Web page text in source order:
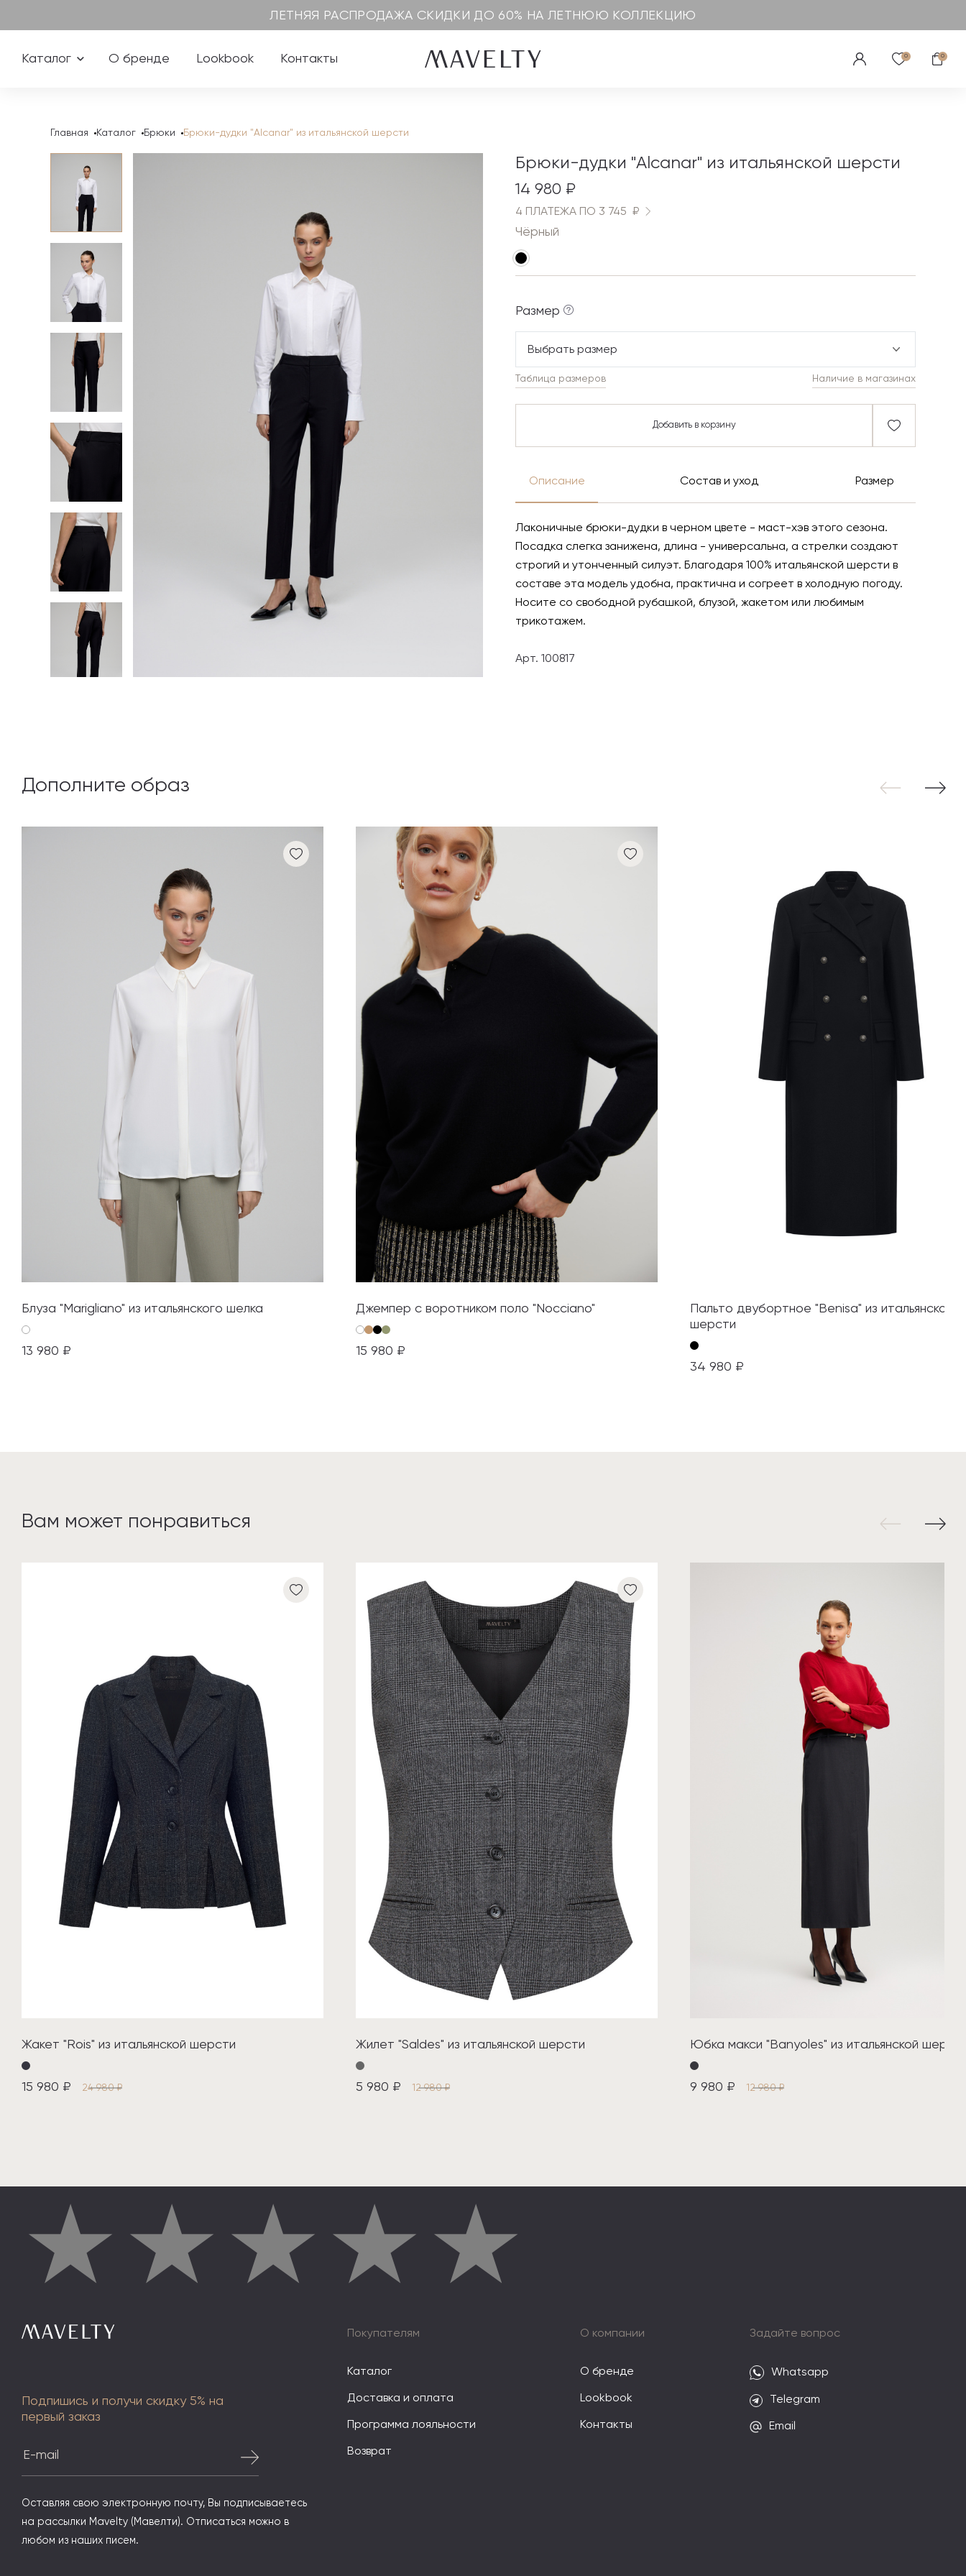
ЛЕТНЯЯ РАСПРОДАЖА СКИДКИ ДО 60% НА ЛЕТНЮЮ КОЛЛЕКЦИЮ
Каталог О бренде Lookbook Контакты 0 0
Главная Каталог Брюки Брюки-дудки "Alcanar" из итальянской шерсти
Брюки-дудки "Alcanar" из итальянской шерсти
14 980 ₽
4 ПЛАТЕЖА ПО 3 745 ₽
Чёрный
Размер
Выбрать размер
Таблица размеров Наличие в магазинах
Добавить в корзину
Описание Состав и уход Размер
Лаконичные брюки-дудки в черном цвете - маст-хэв этого сезона.
Посадка слегка занижена, длина - универсальна, а стрелки создают
строгий и утонченный силуэт. Благодаря 100% итальянской шерсти в
составе эта модель удобна, практична и согреет в холодную погоду.
Носите со свободной рубашкой, блузой, жакетом или любимым
трикотажем.
Арт. 100817
Дополните образ
Блуза "Marigliano" из итальянского шелка
13 980 ₽
Джемпер с воротником поло "Nocciano"
15 980 ₽
Пальто двубортное "Benisa" из итальянcкой
шерсти
34 980 ₽
Вам может понравиться
Жакет "Rois" из итальянской шерсти
15 980 ₽ 24 980 ₽
Жилет "Saldes" из итальянской шерсти
5 980 ₽ 12 980 ₽
Юбка макси "Banyoles" из итальянской
9 980 ₽ 12 980 ₽
★★★★★
Подпишись и получи скидку 5% на
первый заказ
Оставляя свою электронную почту, Вы подписываетесь
на рассылки Mavelty (Мавелти). Отписаться можно в
любом из наших писем.
Покупателям
Каталог
Доставка и оплата
Программа лояльности
Возврат
О компании
О бренде
Lookbook
Контакты
Задайте вопрос
Whatsapp
Telegram
Email